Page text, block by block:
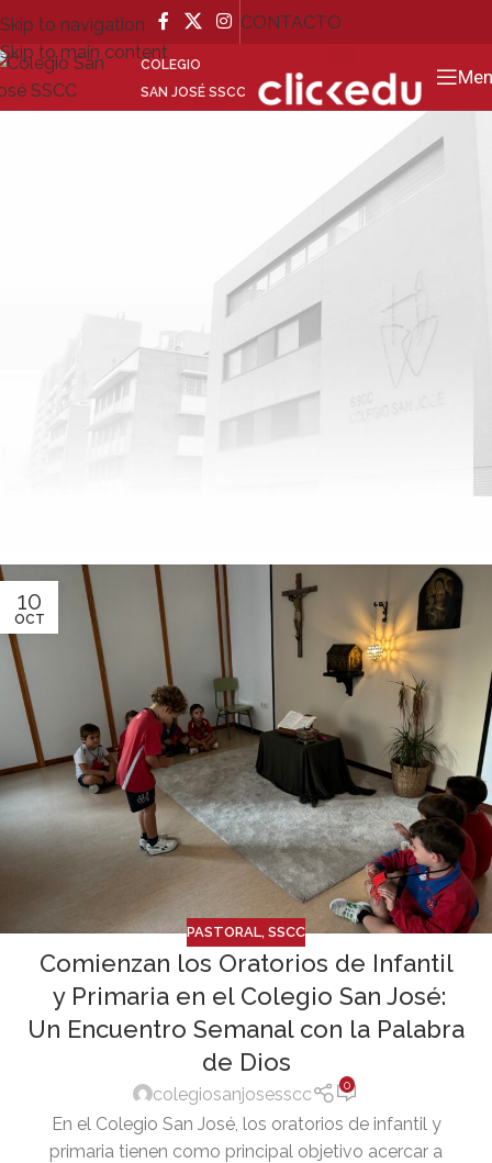
Skip to navigation
Skip to main content
CONTACTO
COLEGIO
SAN JOSÉ SSCC
10
OCT
PASTORAL, SSCC
Comienzan los Oratorios de Infantil
y Primaria en el Colegio San José:
Un Encuentro Semanal con la Palabra
de Dios
colegiosanjosesscc 0
En el Colegio San José, los oratorios de infantil y
primaria tienen como principal objetivo acercar a